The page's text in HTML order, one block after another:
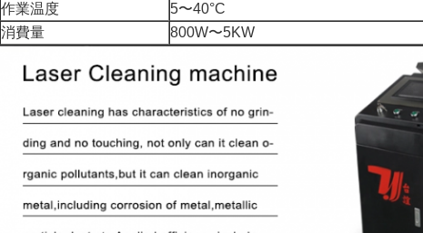
作業温度
5〜40°C
消費量
800W〜5KW